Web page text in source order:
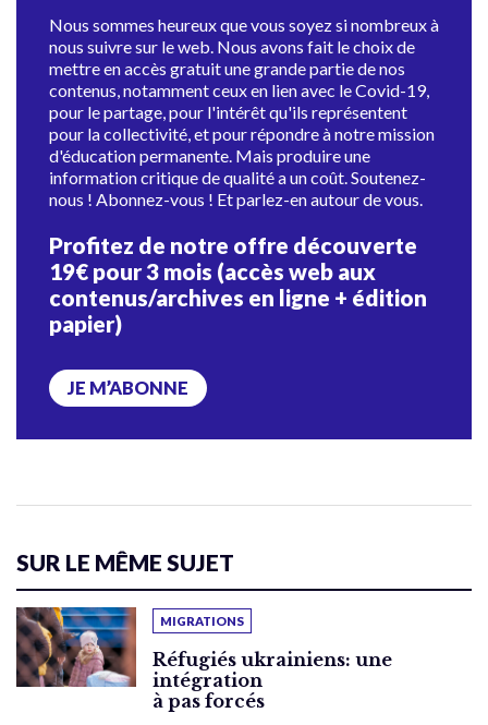
Nous sommes heureux que vous soyez si nombreux à
nous suivre sur le web. Nous avons fait le choix de
mettre en accès gratuit une grande partie de nos
contenus, notamment ceux en lien avec le Covid-19,
pour le partage, pour l'intérêt qu'ils représentent
pour la collectivité, et pour répondre à notre mission
d'éducation permanente. Mais produire une
information critique de qualité a un coût. Soutenez-
nous ! Abonnez-vous ! Et parlez-en autour de vous.
Profitez de notre offre découverte
19€ pour 3 mois (accès web aux
contenus/archives en ligne + édition
papier)
JE M’ABONNE
SUR LE MÊME SUJET
MIGRATIONS
Réfugiés ukrainiens: une
intégration
à pas forcés